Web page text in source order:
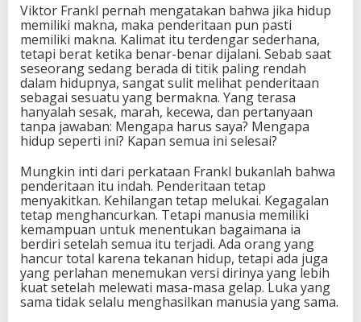
Viktor Frankl pernah mengatakan bahwa jika hidup
memiliki makna, maka penderitaan pun pasti
memiliki makna. Kalimat itu terdengar sederhana,
tetapi berat ketika benar-benar dijalani. Sebab saat
seseorang sedang berada di titik paling rendah
dalam hidupnya, sangat sulit melihat penderitaan
sebagai sesuatu yang bermakna. Yang terasa
hanyalah sesak, marah, kecewa, dan pertanyaan
tanpa jawaban: Mengapa harus saya? Mengapa
hidup seperti ini? Kapan semua ini selesai?
Mungkin inti dari perkataan Frankl bukanlah bahwa
penderitaan itu indah. Penderitaan tetap
menyakitkan. Kehilangan tetap melukai. Kegagalan
tetap menghancurkan. Tetapi manusia memiliki
kemampuan untuk menentukan bagaimana ia
berdiri setelah semua itu terjadi. Ada orang yang
hancur total karena tekanan hidup, tetapi ada juga
yang perlahan menemukan versi dirinya yang lebih
kuat setelah melewati masa-masa gelap. Luka yang
sama tidak selalu menghasilkan manusia yang sama.